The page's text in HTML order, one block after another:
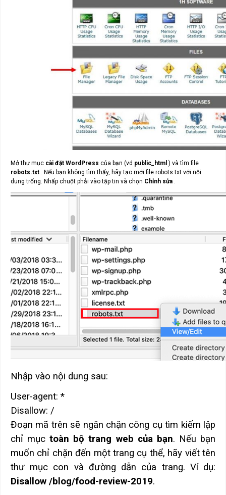
Mở thư mục cài đặt WordPress của bạn (vd public_html ) và tìm file
robots.txt . Nếu bạn không tìm thấy, hãy tạo mới file robots.txt với nội
dung trống. Nhấp chuột phải vào tập tin và chọn Chỉnh sửa .
Nhập vào nội dung sau:
User-agent: *
Disallow: /
Đoạn mã trên sẽ ngăn chặn công cụ tìm kiếm lập
chỉ mụctoàn bộ trang web của bạn. Nếu bạn
muốn chỉ chặn đến một trang cụ thể, hãy viết tên
thư mục con và đường dẫn của trang. Ví dụ:
Disallow /blog/food-review-2019.